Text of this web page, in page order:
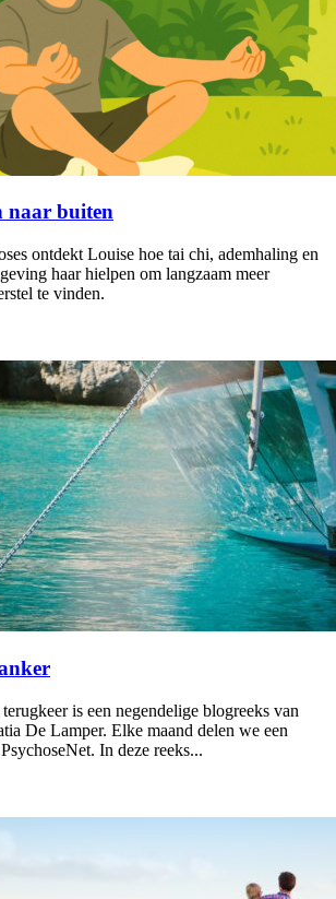
naar buiten
ontdekt Louise hoe tai chi, ademhaling en
haar hielpen om langzaam meer
te vinden.
is een negendelige blogreeks van
De Lamper. Elke maand delen we een
In deze reeks...